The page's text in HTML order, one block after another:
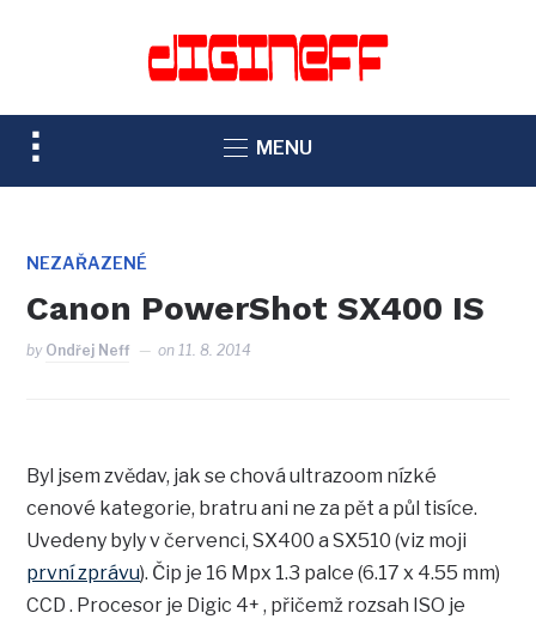
TOGGLE
SIDEBAR
NAVIGATION
MENU
NEZAŘAZENÉ
Canon PowerShot SX400 IS
by Ondřej Neff on11. 8. 2014
Byl jsem zvědav, jak se chová ultrazoom nízké
cenové kategorie, bratru ani ne za pět a půl tisíce.
Uvedeny byly v červenci, SX400 a SX510 (viz moji
první zprávu). Čip je 16 Mpx 1.3 palce (6.17 x 4.55 mm)
CCD . Procesor je Digic 4+ , přičemž rozsah ISO je